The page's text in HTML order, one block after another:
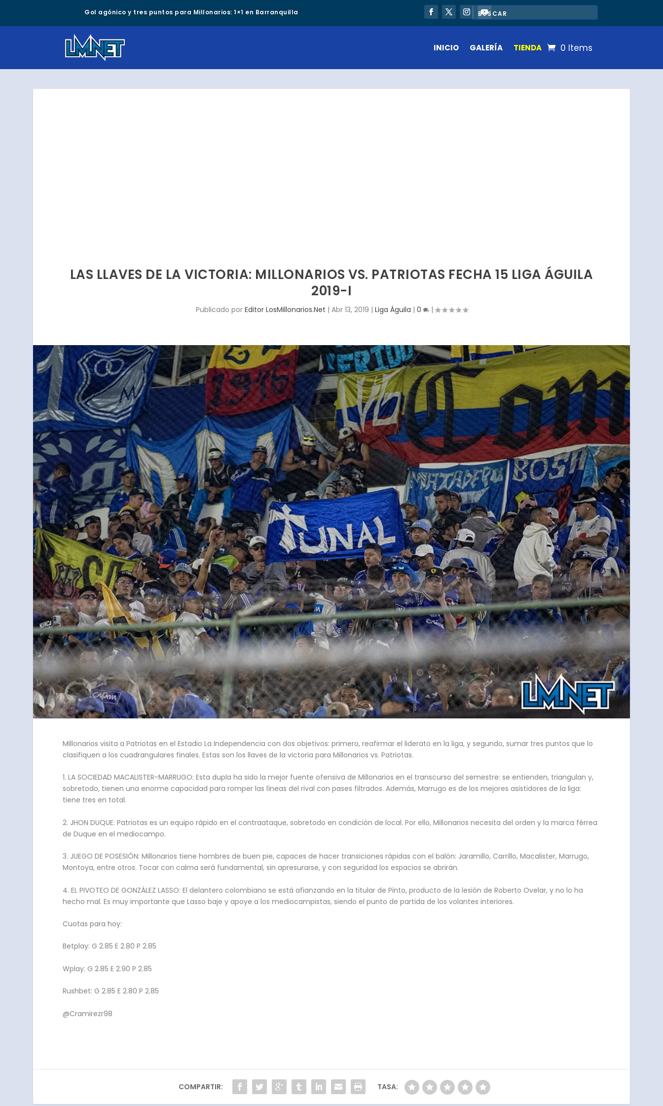
Gol agónico y tres puntos para Millonarios: 1×1 en Barranquilla
INICIO GALERÍA TIENDA 0 Items
LAS LLAVES DE LA VICTORIA: MILLONARIOS VS. PATRIOTAS FECHA 15 LIGA ÁGUILA
2019-I
Publicado por Editor LosMillonarios.Net | Abr 13, 2019 | Liga Águila | 0 |
Millonarios visita a Patriotas en el Estadio La Independencia con dos objetivos: primero, reafirmar el liderato en la liga, y segundo, sumar tres puntos que lo
clasifiquen a los cuadrangulares finales. Estas son los llaves de la victoria para Millonarios vs. Patriotas.
1. LA SOCIEDAD MACALISTER-MARRUGO: Esta dupla ha sido la mejor fuente ofensiva de Millonarios en el transcurso del semestre: se entienden, triangulan y,
sobretodo, tienen una enorme capacidad para romper las líneas del rival con pases filtrados. Además, Marrugo es de los mejores asistidores de la liga:
tiene tres en total.
2. JHON DUQUE: Patriotas es un equipo rápido en el contraataque, sobretodo en condición de local. Por ello, Millonarios necesita del orden y la marca férrea
de Duque en el mediocampo.
3. JUEGO DE POSESIÓN: Millonarios tiene hombres de buen pie, capaces de hacer transiciones rápidas con el balón: Jaramillo, Carrillo, Macalister, Marrugo,
Montoya, entre otros. Tocar con calma será fundamental, sin apresurarse, y con seguridad los espacios se abrirán.
4. EL PIVOTEO DE GONZÁLEZ LASSO: El delantero colombiano se está afianzando en la titular de Pinto, producto de la lesión de Roberto Ovelar, y no lo ha
hecho mal. Es muy importante que Lasso baje y apoye a los mediocampistas, siendo el punto de partida de los volantes interiores.
Cuotas para hoy:
Betplay: G 2.85 E 2.80 P 2.85
Wplay: G 2.85 E 2.90 P 2.85
Rushbet: G 2.85 E 2.80 P 2.85
@Cramirezr98
COMPARTIR: TASA: